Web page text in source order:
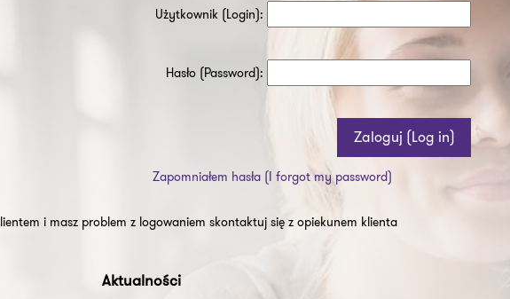
Użytkownik (Login):
Hasło (Password):
Zapomniałem hasła (I forgot my password)
i masz problem z logowaniem skontaktuj się z opiekunem klienta
Aktualności